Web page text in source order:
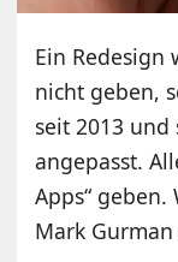
Ein Redesign
nicht geben,
seit 2013
angepasst.
Apps“ geben.
Mark